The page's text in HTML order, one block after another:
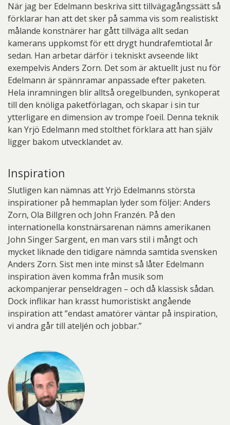
När jag ber Edelmann beskriva sitt tillvägagångssätt så
förklarar han att det sker på samma vis som realistiskt
målande konstnärer har gått tillväga allt sedan
kamerans uppkomst för ett drygt hundrafemtiotal år
sedan. Han arbetar därför i tekniskt avseende likt
exempelvis Anders Zorn. Det som är aktuellt just nu för
Edelmann är spännramar anpassade efter paketen.
Hela inramningen blir alltså oregelbunden, synkoperat
till den knöliga paketförlagan, och skapar i sin tur
ytterligare en dimension av trompe l’oeil. Denna teknik
kan Yrjö Edelmann med stolthet förklara att han själv
ligger bakom utvecklandet av.
Inspiration
Slutligen kan nämnas att Yrjö Edelmanns största
inspirationer på hemmaplan lyder som följer: Anders
Zorn, Ola Billgren och John Franzén. På den
internationella konstnärsarenan nämns amerikanen
John Singer Sargent, en man vars stil i mångt och
mycket liknade den tidigare nämnda samtida svensken
Anders Zorn. Sist men inte minst så låter Edelmann
inspiration även komma från musik som
ackompanjerar penseldragen – och då klassisk sådan.
Dock inflikar han krasst humoristiskt angående
inspiration att ”endast amatörer väntar på inspiration,
vi andra går till ateljén och jobbar.”